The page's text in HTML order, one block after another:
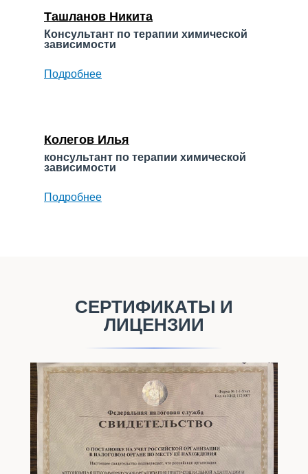
Ташланов Никита
Консультант по терапии химической
зависимости
Подробнее
Колегов Илья
консультант по терапии химической
зависимости
Подробнее
СЕРТИФИКАТЫ И
ЛИЦЕНЗИИ